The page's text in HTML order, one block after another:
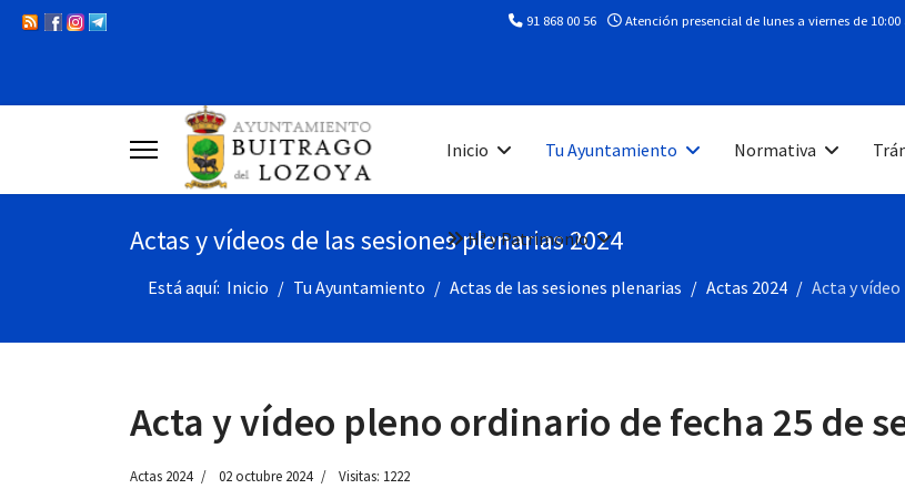
91 868 00 56 Atención presencial de lunes a viernes de 10:00
Inicio Tu Ayuntamiento Normativa
Hª y Patrimonio
Actas y vídeos de las sesiones plenarias 2024
Está aquí: Inicio Tu Ayuntamiento Actas de las sesiones plenarias Actas 2024 Acta y
Acta y vídeo pleno ordinario de fecha 25 de
Actas 2024 02 octubre 2024 Visitas: 1222